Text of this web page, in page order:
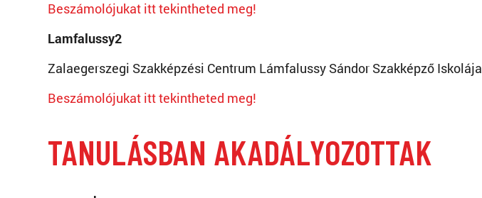
Beszámolójukat itt tekintheted meg!
Lamfalussy2
Zalaegerszegi Szakképzési Centrum Lámfalussy Sándor Szakképző Iskolája
Beszámolójukat itt tekintheted meg!
TANULÁSBAN AKADÁLYOZOTTAK